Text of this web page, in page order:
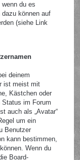
du es
können auf
(siehe Link
deinem
ist meist mit
Kästchen oder
Status im Forum
auch als „Avatar“
um ein
Benutzer
kann bestimmen,
Wenn du
Board-